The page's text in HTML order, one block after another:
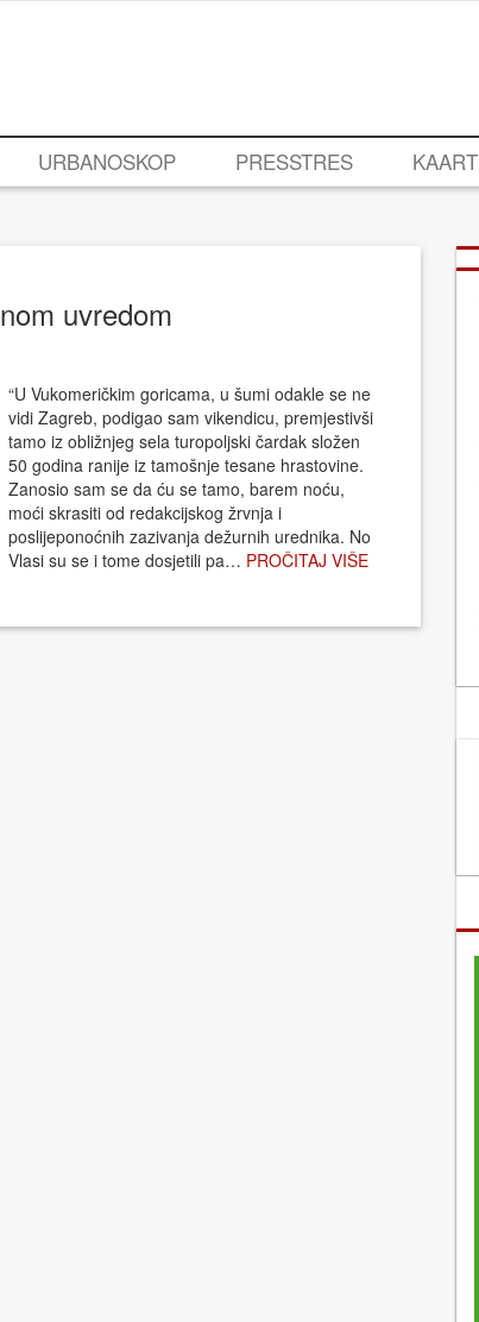
URBANOSKOP PRESSTRES KAART
uvredom
“U Vukomeričkim goricama, u šumi odakle se ne
vidi Zagreb, podigao sam vikendicu, premjestivši
tamo iz obližnjeg sela turopoljski čardak složen
50 godina ranije iz tamošnje tesane hrastovine.
Zanosio sam se da ću se tamo, barem noću,
moći skrasiti od redakcijskog žrvnja i
poslijeponoćnih zazivanja dežurnih urednika. No
Vlasi su se i tome dosjetili pa… PROČITAJ VIŠE